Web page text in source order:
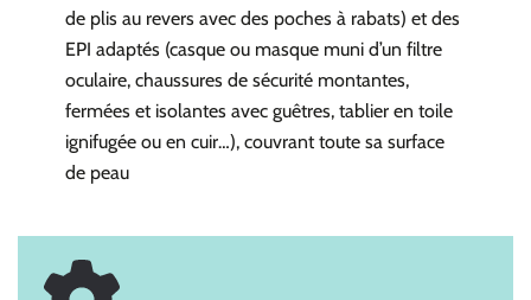
de plis au revers avec des poches à rabats) et des
EPI adaptés (casque ou masque muni d’un filtre
oculaire, chaussures de sécurité montantes,
fermées et isolantes avec guêtres, tablier en toile
ignifugée ou en cuir…), couvrant toute sa surface
de peau